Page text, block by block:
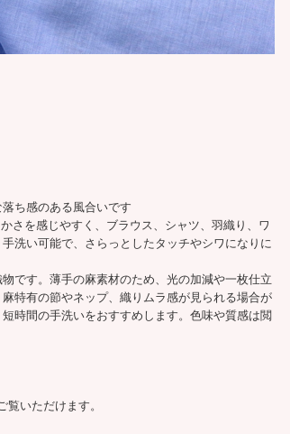
ち感のある風合いです
さを感じやすく、ブラウス、シャツ、羽織り、ワ
洗い可能で、さらっとしたタッチやシワになりに
です。薄手の麻素材のため、光の加減や一枚仕立
特有の節やネップ、織りムラ感が見られる場合が
時間の手洗いをおすすめします。色味や質感は閲
いただけます。